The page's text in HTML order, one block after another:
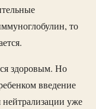
то
здоровым. Но
введение
нейтрализации уже